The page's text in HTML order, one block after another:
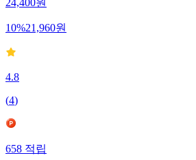
24,400원
10%21,960원
4.8
(4)
658적립